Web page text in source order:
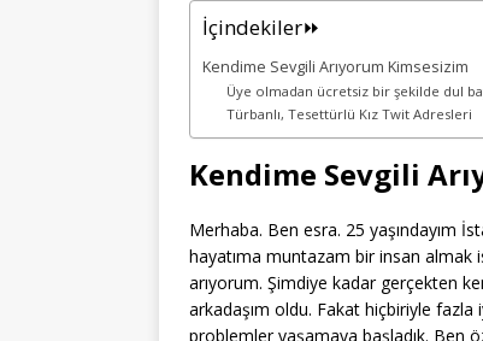
İçindekiler⏩
Kendime Sevgili Arıyorum Kimsesizim
Üye olmadan ücretsiz bir şekilde dul
Türbanlı, Tesettürlü Kız Twit Adresleri
Kendime Sevgili
Merhaba. Ben esra. 25 yaşındayım
hayatıma muntazam bir insan almak
arıyorum. Şimdiye kadar gerçekten
arkadaşım oldu. Fakat hiçbiriyle fazla
problemler yaşamaya başladık. Ben